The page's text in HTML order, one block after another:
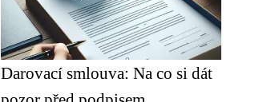
Darovací smlouva: Na co si dát